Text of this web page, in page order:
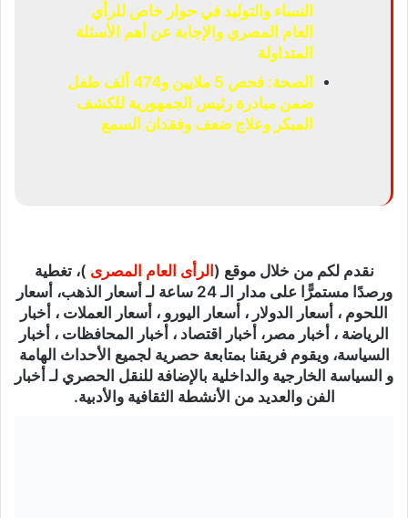
النساء والتوليد في حوار خاص للرأي
العام المصري والإجابة عن أهم الأسئلة
المتداولة
الصحة: فحص 5 ملايين و474 ألف طفل
ضمن مبادرة رئيس الجمهورية للكشف
المبكر وعلاج ضعف وفقدان السمع
نقدم لكم من خلال موقع ( الرأى العام المصرى )، تغطية
ورصدًا مستمرًّا على مدار الـ 24 ساعة لـ أسعار الذهب، أسعار
اللحوم ، أسعار الدولار ، أسعار اليورو ، أسعار العملات ، أخبار
الرياضة ، أخبار مصر، أخبار اقتصاد ، أخبار المحافظات ، أخبار
السياسة، ويقوم فريقنا بمتابعة حصرية لجميع الأحداث الهامة
و السياسة الخارجية والداخلية بالإضافة للنقل الحصري لـ أخبار
الفن والعديد من الأنشطة الثقافية والأدبية.